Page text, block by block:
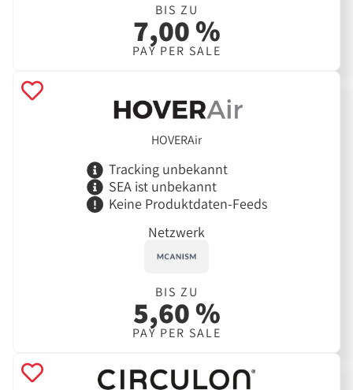
BIS ZU
7,00 %
PAY PER SALE
HOVERAir
Tracking unbekannt
SEA ist unbekannt
Keine Produktdaten-Feeds
Netzwerk
BIS ZU
5,60 %
PAY PER SALE